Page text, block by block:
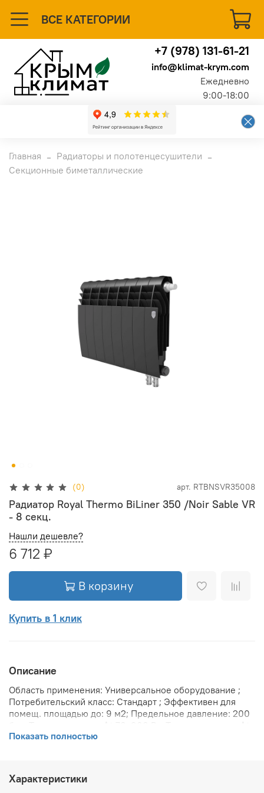
ВСЕ КАТЕГОРИИ
+7 (978) 131-61-21
info@klimat-krym.com
Ежедневно
9:00-18:00
Главная
Радиаторы и полотенцесушители
Секционные биметаллические
(0) арт. RTBNSVR35008
Радиатор Royal Thermo BiLiner 350 /Noir Sable VR
- 8 секц.
Нашли дешевле?
6 712 ₽
В корзину
Купить в 1 клик
Описание
Область применения: Универсальное оборудование ;
Потребительский класс: Стандарт ; Эффективен для
помещ. площадью до: 9 м2; Предельное давление: 200
60: 792 Вт; Теплоотдача при Δt 50: 624 Вт; Защита от
установки (крепления): Настенная ; Межосевое
расстояние: 350 мм; Давление опрессовки: 45 бар;
Показать полностью
Характеристики